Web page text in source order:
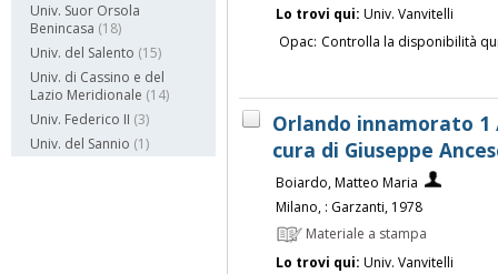
Univ. Suor Orsola
Benincasa (18)
Univ. del Salento (15)
Univ. di Cassino e del
Lazio Meridionale (14)
Univ. Federico II (3)
Univ. del Sannio (1)
Lo trovi qui: Univ. Vanvitelli
Opac: Controlla la disponibilità
Orlando innamorato
cura di Giuseppe
Boiardo, Matteo Maria
Milano, : Garzanti, 1978
Materiale a stampa
Lo trovi qui: Univ. Vanvitelli